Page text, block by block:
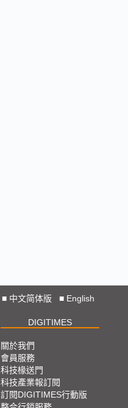
■ 中文简体版 ■ English
DIGITIMES
關於我們
會員服務
科技椽送門
科技產業報訂閱
訂閱DIGITIMES行動版